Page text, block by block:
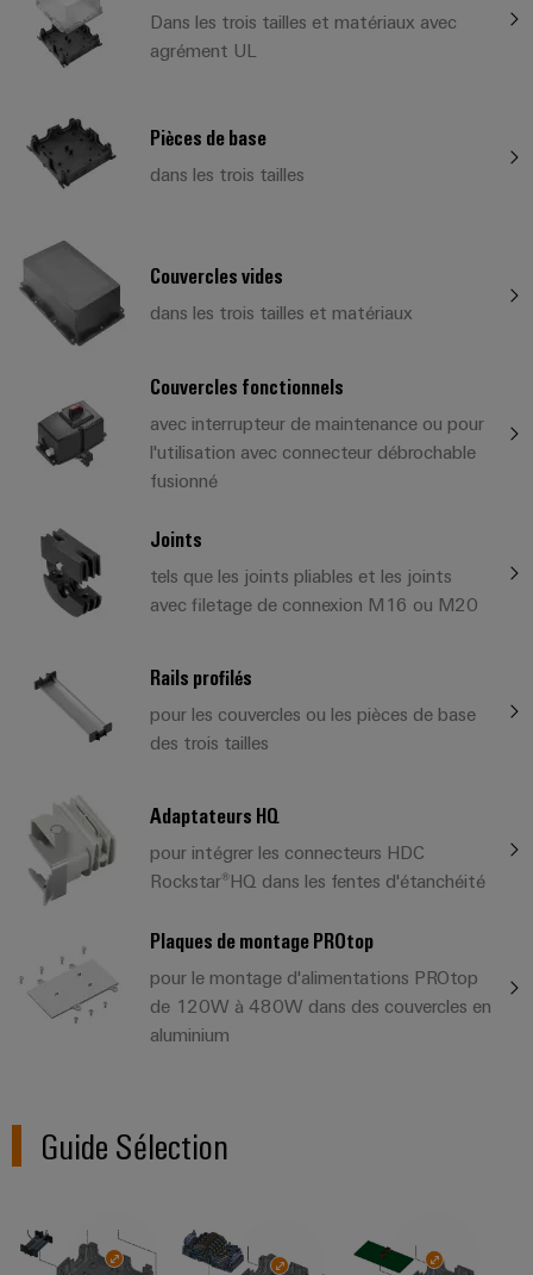
Dans les trois tailles et matériaux avec
agrément UL
Pièces de base
dans les trois tailles
Couvercles vides
dans les trois tailles et matériaux
Couvercles fonctionnels
avec interrupteur de maintenance ou pour
l'utilisation avec connecteur débrochable
fusionné
Joints
tels que les joints pliables et les joints
avec filetage de connexion M16 ou M20
Rails profilés
pour les couvercles ou les pièces de base
des trois tailles
Adaptateurs HQ
pour intégrer les connecteurs HDC
Rockstar®HQ dans les fentes d'étanchéité
Plaques de montage PROtop
pour le montage d'alimentations PROtop
de 120W à 480W dans des couvercles en
aluminium
Guide Sélection